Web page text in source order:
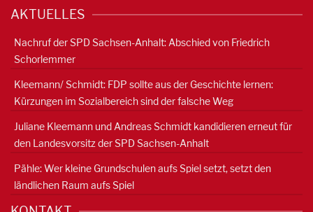
AKTUELLES
Nachruf der SPD Sachsen-Anhalt: Abschied von Friedrich
Schorlemmer
Kleemann/ Schmidt: FDP sollte aus der Geschichte lernen:
Kürzungen im Sozialbereich sind der falsche Weg
Juliane Kleemann und Andreas Schmidt kandidieren erneut für
den Landesvorsitz der SPD Sachsen-Anhalt
Pähle: Wer kleine Grundschulen aufs Spiel setzt, setzt den
ländlichen Raum aufs Spiel